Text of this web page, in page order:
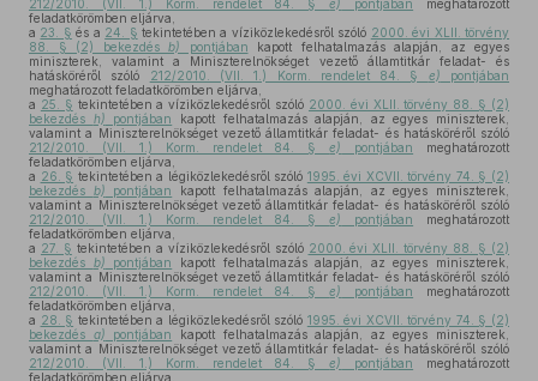
212/2010. (VII. 1.) Korm. rendelet 84. §e) pontjában meghatározott
feladatkörömben eljárva,
a 23. § és a 24. § tekintetében a víziközlekedésről szóló 2000. évi XLII. törvény
88. § (2) bekezdés b) pontjában kapott felhatalmazás alapján, az egyes
miniszterek, valamint a Miniszterelnökséget vezető államtitkár feladat- és
hatásköréről szóló
212/2010. (VII. 1.) Korm. rendelet 84. § e) pontjában
meghatározott feladatkörömben eljárva,
a 25. § tekintetében a víziközlekedésről szóló 2000. évi XLII. törvény 88. § (2)
bekezdés h) pontjában
kapott felhatalmazás alapján, az egyes miniszterek,
valamint a Miniszterelnökséget vezető államtitkár feladat- és hatásköréről szóló
212/2010. (VII. 1.) Korm. rendelet 84. §e) pontjában meghatározott
feladatkörömben eljárva,
a 26. § tekintetében a légiközlekedésről szóló 1995. évi XCVII. törvény 74. § (2)
bekezdés b) pontjában
kapott felhatalmazás alapján, az egyes miniszterek,
valamint a Miniszterelnökséget vezető államtitkár feladat- és hatásköréről szóló
212/2010. (VII. 1.) Korm. rendelet 84. §e) pontjában meghatározott
feladatkörömben eljárva,
a 27. § tekintetében a víziközlekedésről szóló 2000. évi XLII. törvény 88. § (2)
bekezdés b) pontjában
kapott felhatalmazás alapján, az egyes miniszterek,
valamint a Miniszterelnökséget vezető államtitkár feladat- és hatásköréről szóló
212/2010. (VII. 1.) Korm. rendelet 84. §e) pontjában meghatározott
feladatkörömben eljárva,
a 28. § tekintetében a légiközlekedésről szóló 1995. évi XCVII. törvény 74. § (2)
bekezdés a) pontjában
kapott felhatalmazás alapján, az egyes miniszterek,
valamint a Miniszterelnökséget vezető államtitkár feladat- és hatásköréről szóló
212/2010. (VII. 1.) Korm. rendelet 84. §e) pontjában meghatározott
feladatkörömben eljárva,